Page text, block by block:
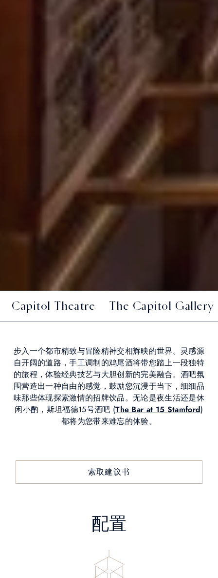
Capitol Theatre The Capitol Gallery
步入一个都市精致与冒险精神交相辉映的世界。灵感源
自开阔的道路，手工调制的鸡尾酒将带您踏上一段独特
的旅程，体验经典技艺与大胆创新的完美融合。酒吧氛
围营造出一种自由的感觉，鼓励您沉浸于当下，细细品
味那些体现探索激情的招牌饮品。无论是夜生活还是休
闲小酌，斯坦福德15号酒吧 (The Bar at 15 Stamford)
都将为您带来难忘的体验。
索取建议书
配置